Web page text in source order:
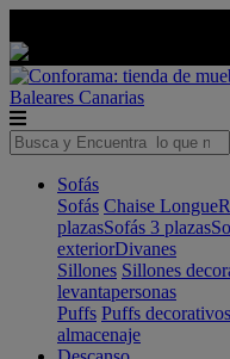
Baleares Canarias
Sofás
Sofás Chaise Longue
plazasSofás 3 plazas
exteriorDivanes
Sillones Sillones
levantapersonas
Puffs Puffs decorativos
almacenaje